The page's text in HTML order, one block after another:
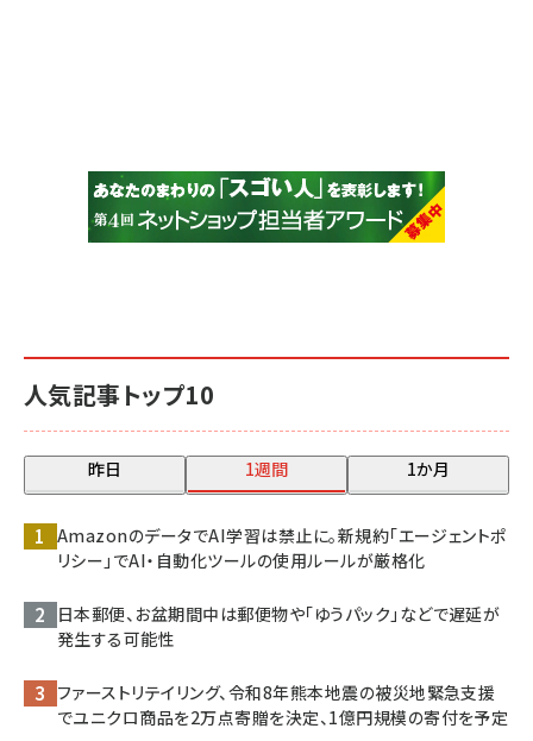
人気記事トップ10
昨日 1週間 1か月
AmazonのデータでAI学習は禁止に。新規約「エージェントポ
リシー」でAI・自動化ツールの使用ルールが厳格化
日本郵便、お盆期間中は郵便物や「ゆうパック」などで遅延が
発生する可能性
ファーストリテイリング、令和8年熊本地震の被災地緊急支援
でユニクロ商品を2万点寄贈を決定、1億円規模の寄付を予定